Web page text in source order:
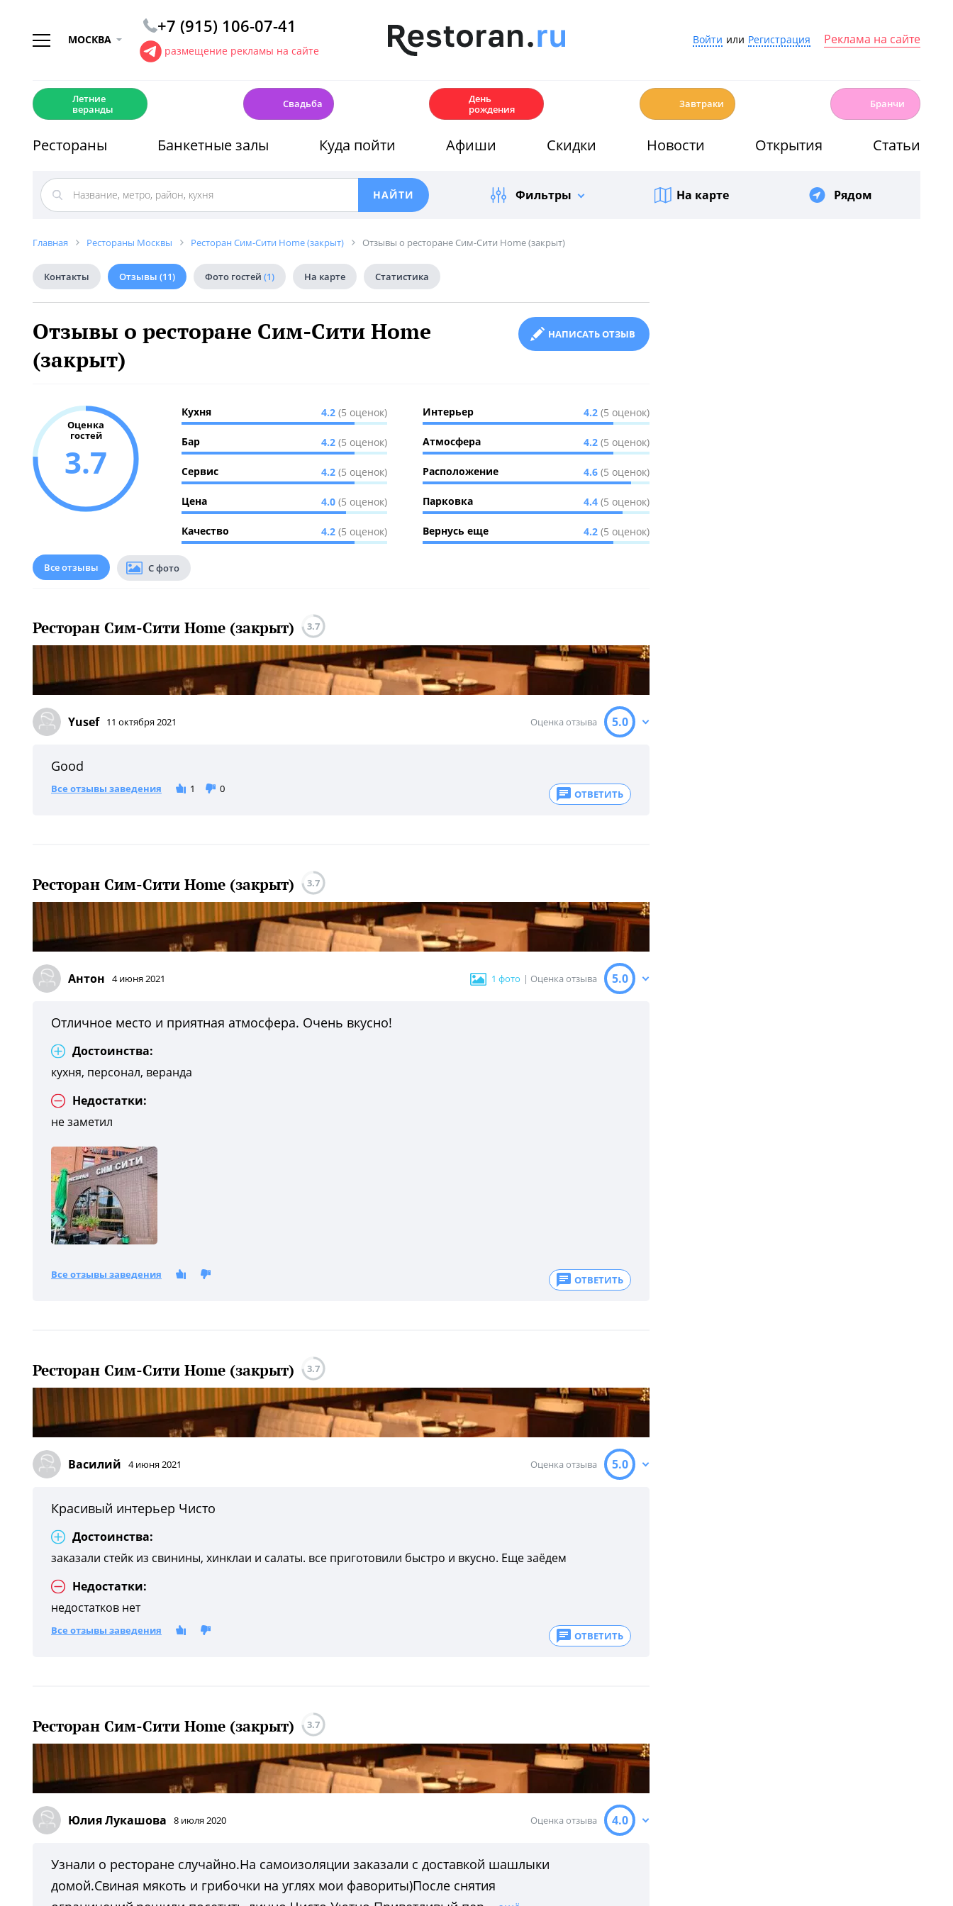
МОСКВА
+7 (915) 106-07-41
размещение рекламы на сайте
Войти или Регистрация Реклама на сайте
Летние
веранды
Свадьба
День
рождения
Завтраки Бранчи
Рестораны Банкетные залы Куда пойти Афиши Скидки Новости Открытия Статьи
Фильтры На карте Рядом
Главная Рестораны Москвы Ресторан Сим-Сити Home (закрыт) Отзывы о ресторане Сим-Сити Home (закрыт)
Контакты Отзывы (11) Фото гостей (1) На карте Статистика
Отзывы о ресторане Сим-Сити Home
(закрыт)
НАПИСАТЬ ОТЗЫВ
Оценка
гостей
3.7
Кухня 4.2 (5 оценок)
Бар 4.2 (5 оценок)
Сервис 4.2 (5 оценок)
Цена 4.0 (5 оценок)
Качество 4.2 (5 оценок)
Интерьер 4.2 (5 оценок)
Атмосфера 4.2 (5 оценок)
Расположение 4.6 (5 оценок)
Парковка 4.4 (5 оценок)
Вернусь еще 4.2 (5 оценок)
Все отзывы С фото
Ресторан Сим-Сити Home (закрыт) 3.7
Yusef 11 октября 2021 Оценка отзыва 5.0
Good
Все отзывы заведения 1 0 ОТВЕТИТЬ
Ресторан Сим-Сити Home (закрыт) 3.7
Антон 4 июня 2021 1 фото | Оценка отзыва 5.0
Отличное место и приятная атмосфера. Очень вкусно!
Достоинства:
кухня, персонал, веранда
Недостатки:
не заметил
Все отзывы заведения ОТВЕТИТЬ
Ресторан Сим-Сити Home (закрыт) 3.7
Василий 4 июня 2021 Оценка отзыва 5.0
Красивый интерьер Чисто
Достоинства:
заказали стейк из свинины, хинклаи и салаты. все приготовили быстро и вкусно. Еще заёдем
Недостатки:
недостатков нет
Все отзывы заведения ОТВЕТИТЬ
Ресторан Сим-Сити Home (закрыт) 3.7
Юлия Лукашова 8 июля 2020 Оценка отзыва 4.0
Узнали о ресторане случайно.На самоизоляции заказали с доставкой шашлыки
домой.Свиная мякоть и грибочки на углях мои фавориты)После снятия